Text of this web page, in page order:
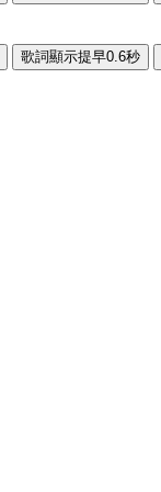
歌詞顯示提早0.6秒